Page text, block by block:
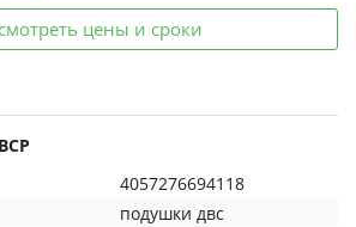
цены и сроки
4057276694118
подушки двс